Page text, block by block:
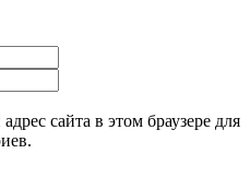
сайта в этом браузере для